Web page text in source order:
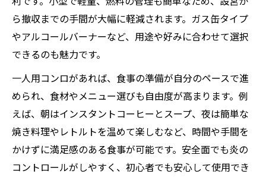
ら撤収までの手間が大幅に軽減されます。ガス缶タイプ
やアルコールバーナーなど、用途や好みに合わせて選択
できるのも魅力です。
一人用コンロがあれば、食事の準備が自分のペースで進
められ、食材やメニュー選びも自由度が高まります。例
えば、朝はインスタントコーヒーとスープ、夜は簡単な
焼き料理やレトルトを温めて楽しむなど、時間や手間を
かけずに満足感のある食事が可能です。安全面でも炎の
コントロールがしやすく、初心者でも安心して使用でき